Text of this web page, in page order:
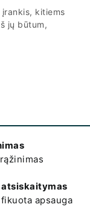
kitiems
jų būtum,
atsiskaitymas
apsauga